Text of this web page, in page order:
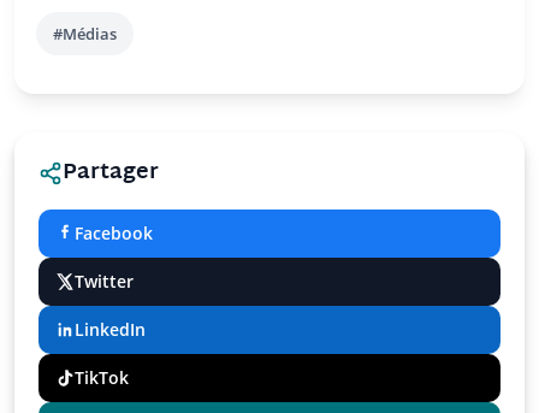
#Médias
Partager
Facebook
Twitter
LinkedIn
TikTok